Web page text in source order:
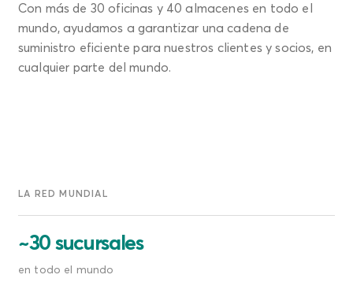
Con más de 30 oficinas y 40 almacenes en todo el
mundo, ayudamos a garantizar una cadena de
suministro eficiente para nuestros clientes y socios, en
cualquier parte del mundo.
LA RED MUNDIAL
~30 sucursales
en todo el mundo